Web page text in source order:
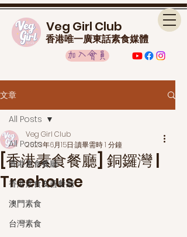
Veg Girl Club
香港唯一廣東話素食媒體
加入會員
文章
All Posts
香港素食餐廳
香港素食友善餐廳
澳門素食
台灣素食
All Posts
[香港素食餐廳] 銅鑼灣 |
Treehouse
Veg Girl Club
2023年6月15日 讀畢需時 1 分鐘